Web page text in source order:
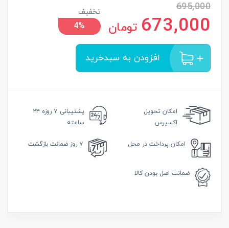
695,000
673,000 تومان
تخفیف
4%
افزودن به سبدخرید
امکان تحویل
اکسپرس
پشتیبانی
۷ روزه ۲۴
ساعته
امکان پرداخت در محل ۷ روز ضمانت بازگشت
ضمانت اصل بودن کالا